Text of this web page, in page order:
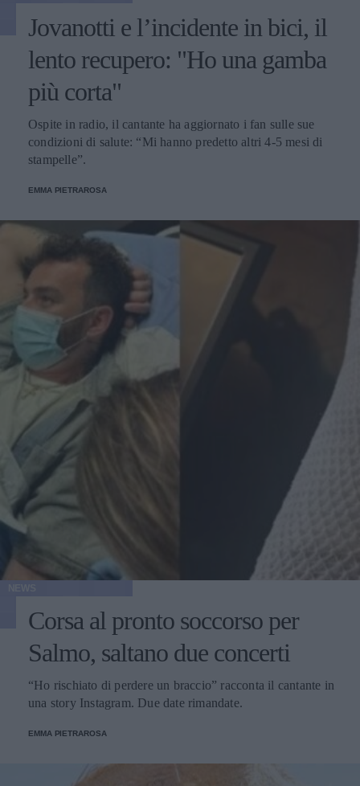
Jovanotti e l’incidente in bici, il
lento recupero: "Ho una gamba
più corta"
Ospite in radio, il cantante ha aggiornato i fan sulle sue
condizioni di salute: “Mi hanno predetto altri 4-5 mesi di
stampelle”.
EMMA PIETRAROSA
Corsa al pronto soccorso per
Salmo, saltano due concerti
“Ho rischiato di perdere un braccio” racconta il cantante in
una story Instagram. Due date rimandate.
EMMA PIETRAROSA